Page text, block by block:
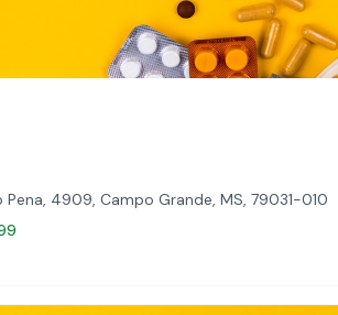
Pena, 4909, Campo Grande, MS, 79031-010